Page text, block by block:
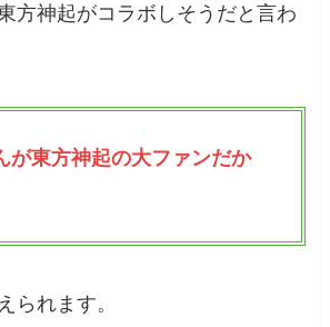
方神起がコラボしそうだと言わ
が東方神起の大ファンだか
られます。